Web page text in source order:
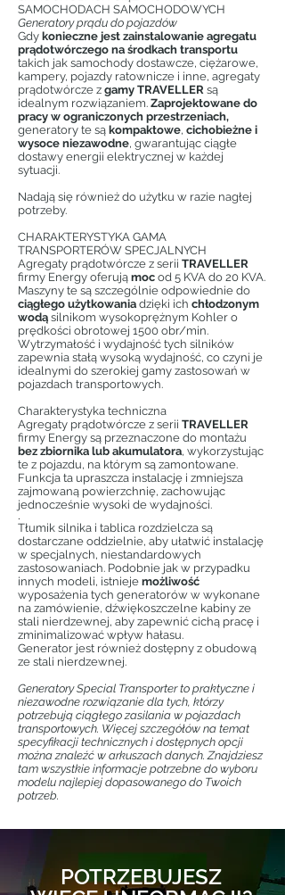
SAMOCHODACH SAMOCHODOWYCH
Generatory prądu do pojazdów
Gdy konieczne jest zainstalowanie agregatu
prądotwórczego na środkach transportu
takich jak samochody dostawcze, ciężarowe,
kampery, pojazdy ratownicze i inne, agregaty
prądotwórcze z gamy TRAVELLER są
idealnym rozwiązaniem. Zaprojektowane do
pracy w ograniczonych przestrzeniach,
generatory te są kompaktowe, cichobieżne i
wysoce niezawodne, gwarantując ciągłe
dostawy energii elektrycznej w każdej
sytuacji.
Nadają się również do użytku w razie nagłej
potrzeby.
CHARAKTERYSTYKA GAMA
TRANSPORTERÓW SPECJALNYCH
Agregaty prądotwórcze z serii TRAVELLER
firmy Energy oferują moc od 5 KVA do 20 KVA.
Maszyny te są szczególnie odpowiednie do
ciągłego użytkowania dzięki ich chłodzonym
wodą silnikom wysokoprężnym Kohler o
prędkości obrotowej 1500 obr/min.
Wytrzymałość i wydajność tych silników
zapewnia stałą wysoką wydajność, co czyni je
idealnymi do szerokiej gamy zastosowań w
pojazdach transportowych.
Charakterystyka techniczna
Agregaty prądotwórcze z serii TRAVELLER
firmy Energy są przeznaczone do montażu
bez zbiornika lub akumulatora, wykorzystując
te z pojazdu, na którym są zamontowane.
Funkcja ta upraszcza instalację i zmniejsza
zajmowaną powierzchnię, zachowując
jednocześnie wysoki de wydajności.
Tłumik silnika i tablica rozdzielcza są
dostarczane oddzielnie, aby ułatwić instalację
w specjalnych, niestandardowych
zastosowaniach. Podobnie jak w przypadku
innych modeli, istnieje możliwość
wyposażenia tych generatorów w wykonane
na zamówienie, dźwiękoszczelne kabiny ze
stali nierdzewnej, aby zapewnić cichą pracę i
zminimalizować wpływ hałasu.
Generator jest również dostępny z obudową
ze stali nierdzewnej.
Generatory Special Transporter to praktyczne i
niezawodne rozwiązanie dla tych, którzy
potrzebują ciągłego zasilania w pojazdach
transportowych. Więcej szczegółów na temat
specyfikacji technicznych i dostępnych opcji
można znaleźć w arkuszach danych. Znajdziesz
tam wszystkie informacje potrzebne do wyboru
modelu najlepiej dopasowanego do Twoich
potrzeb.
POTRZEBUJESZ